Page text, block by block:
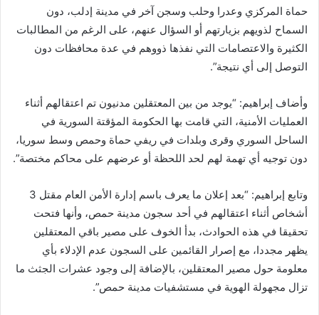
حماة المركزي وعدرا وحلب وسجن آخر في مدينة إدلب، دون
السماح لذويهم بزيارتهم أو السؤال عنهم، على الرغم من المطالبات
الكثيرة والاعتصامات التي نفذها ذووهم في عدة محافظات دون
التوصل إلى أي نتيجة”.
وأضاف إبراهيم: “يوجد من بين المعتقلين مدنيون تم اعتقالهم أثناء
العمليات الأمنية، التي قامت بها الحكومة المؤقتة السورية في
الساحل السوري وقرى وبلدات في ريفي حماة وحمص وسط سوريا،
دون توجيه أي تهمة لهم لحد اللحظة أو عرضهم على محاكم مختصة”.
وتابع إبراهيم: “بعد إعلان ما يعرف باسم إدارة الأمن العام مقتل 3
أشخاص أثناء اعتقالهم في أحد سجون مدينة حمص، وأنها فتحت
تحقيقا في هذه الحوادث، بدأ الخوف على مصير باقي المعتقلين
يظهر مجددا، مع إصرار القائمين على السجون عدم الإدلاء بأي
معلومة حول مصير المعتقلين، بالإضافة إلى وجود عشرات الجثث ما
تزال مجهولة الهوية في مستشفيات مدينة حمص”.